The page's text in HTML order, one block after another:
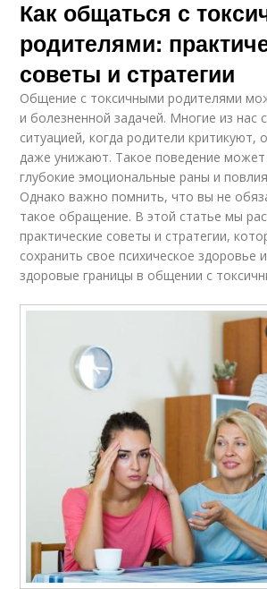
Как общаться с
родителями:
советы и стратегии
Общение с токсичными родителями
и болезненной задачей. Многие из нас
ситуацией, когда родители критикуют,
даже унижают. Такое поведение может
глубокие эмоциональные раны и
Однако важно помнить, что вы не
такое обращение. В этой статье мы
практические советы и стратегии,
сохранить свое психическое здоровье
здоровые границы в общении с